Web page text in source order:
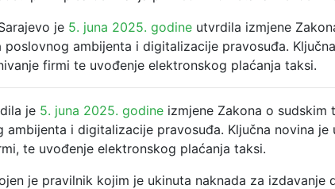
je 5. juna 2025. godine utvrdila izmjene
ambijenta i digitalizacije pravosuđa.
firmi te uvođenje elektronskog plaćanja taksi.
je 5. juna 2025. godine izmjene Zakona o sudskim
i digitalizacije pravosuđa. Ključna novina je
te uvođenje elektronskog plaćanja taksi.
je pravilnik kojim je ukinuta naknada za izdavanje